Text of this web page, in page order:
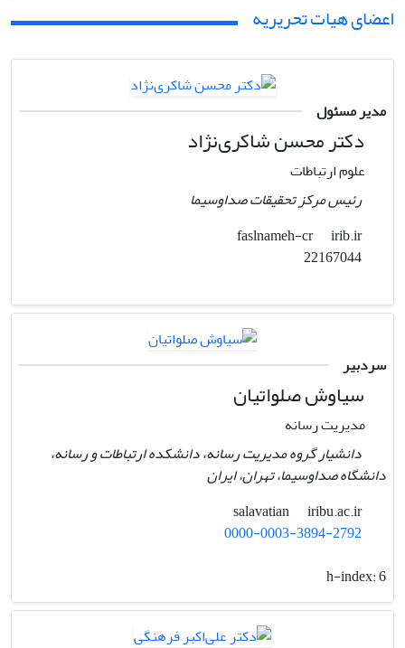
اعضای هیات تحریریه
مدیر مسئول
دکتر محسن شاکری‌نژاد
علوم ارتباطات
رئیس مرکز تحقیقات صداوسیما
faslnameh-cr
irib.ir
سردبیر
سیاوش صلواتیان
مدیریت رسانه
دانشیار گروه مدیریت رسانه، دانشکده ارتباطات و رسانه،
دانشگاه صداوسیما، تهران، ایران
salavatian
iribu.ac.ir
0000-0003-3894-2792
h-index:6